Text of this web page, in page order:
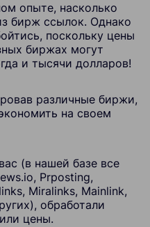
опыте, насколько
бирж ссылок. Однако
поскольку цены
биржах могут
и тысячи долларов!
различные биржи,
на своем
(в нашей базе все
Prposting,
Miralinks, Mainlink,
обработали
цены.